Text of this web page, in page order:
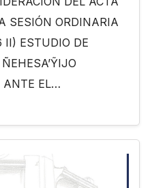
SESIÓN ORDINARIA
II) ESTUDIO DE
ANTE EL…